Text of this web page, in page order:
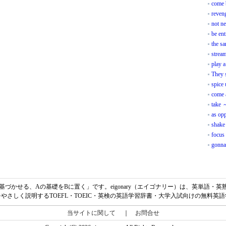
come
not
be
the
play
They
spice
come
take
as
focus
gonna
づかせる、Aの基礎をBに置く」です。eigonary（エイゴナリー）は、英単語・
さしく説明するTOEFL・TOEIC・英検の英語学習辞書・大学入試向けの無料英
当サイトに関して お問合せ